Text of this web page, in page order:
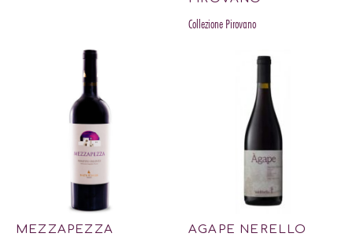
Collezione Pirovano
MEZZAPEZZA
AGAPE NERELLO